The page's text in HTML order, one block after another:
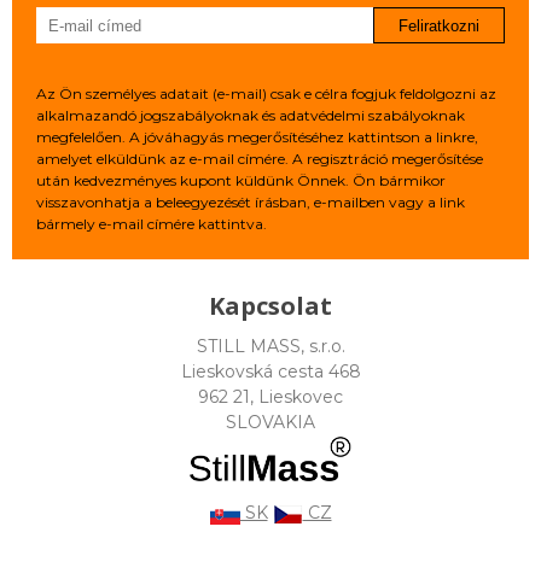
Feliratkozni
Az Ön személyes adatait (e-mail) csak e célra fogjuk feldolgozni az
alkalmazandó jogszabályoknak és adatvédelmi szabályoknak
megfelelően. A jóváhagyás megerősítéséhez kattintson a linkre,
amelyet elküldünk az e-mail címére. A regisztráció megerősítése
után kedvezményes kupont küldünk Önnek. Ön bármikor
visszavonhatja a beleegyezését írásban, e-mailben vagy a link
bármely e-mail címére kattintva.
Kapcsolat
STILL MASS, s.r.o.
Lieskovská cesta 468
962 21, Lieskovec
SLOVAKIA
SK CZ